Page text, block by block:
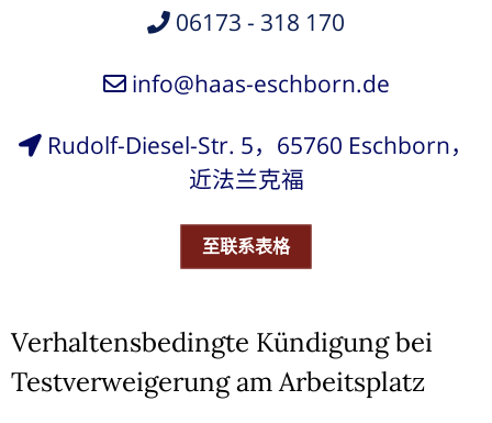
06173 - 318 170
info@haas-eschborn.de
Rudolf-Diesel-Str. 5，65760 Eschborn，
近法兰克福
至联系表格
Verhaltensbedingte Kündigung bei
Testverweigerung am Arbeitsplatz